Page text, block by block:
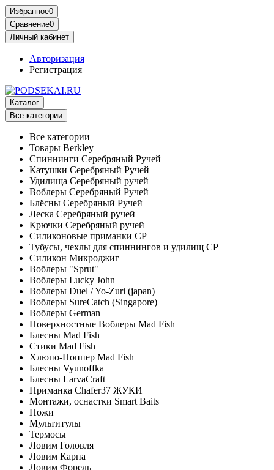
Избранное0
Сравнение0
Личный кабинет
Авторизация
Регистрация
Каталог
Все категории
Все категории
Товары Berkley
Спиннинги Серебряный Ручей
Катушки Серебряный Ручей
Удилища Серебряный ручей
Воблеры Серебряный Ручей
Блёсны Серебряный Ручей
Леска Серебряный ручей
Крючки Серебряный ручей
Силиконовые приманки СР
Тубусы, чехлы для спиннингов и удилищ СР
Силикон Микроджиг
Воблеры "Sprut"
Воблеры Lucky John
Воблеры Duel / Yo-Zuri (japan)
Воблеры SureCatch (Singapore)
Воблеры German
Поверхностные Воблеры Mad Fish
Блесны Mad Fish
Стики Mad Fish
Хлюпо-Поппер Mad Fish
Блесны Vyunoffka
Блесны LarvaCraft
Приманка Chafer37 ЖУКИ
Монтажи, оснастки Smart Baits
Ножи
Мультитулы
Термосы
Ловим Головля
Ловим Карпа
Ловим Форель